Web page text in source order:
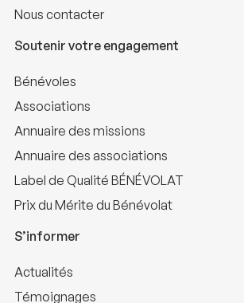
Nous contacter
Soutenir votre engagement
Bénévoles
Associations
Annuaire des missions
Annuaire des associations
Label de Qualité BÉNÉVOLAT
Prix du Mérite du Bénévolat
S’informer
Actualités
Témoignages